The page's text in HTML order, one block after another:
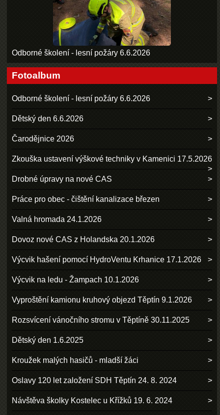
Odborné školení - lesní požáry 6.6.2026
Fotoalbum
Odborné školení - lesní požáry 6.6.2026
Dětský den 6.6.2026
Čarodějnice 2026
Zkouška ustavení výškové techniky v Kamenici 17.5.2026
Drobné úpravy na nové CAS
Práce pro obec - čištění kanalizace březen
Valná hromada 24.1.2026
Dovoz nové CAS z Holandska 20.1.2026
Výcvik hašení pomocí HydroVentu Krhanice 17.1.2026
Výcvik na ledu - Žampach 10.1.2026
Vyproštění kamionu kruhový objezd Těptín 9.1.2026
Rozsvícení vánočního stromu v Těptíně 30.11.2025
Dětský den 1.6.2025
Kroužek malých hasičů - mladší žáci
Oslavy 120 let založení SDH Těptín 24. 8. 2024
Návštěva školky Kostelec u Křížků 19. 6. 2024